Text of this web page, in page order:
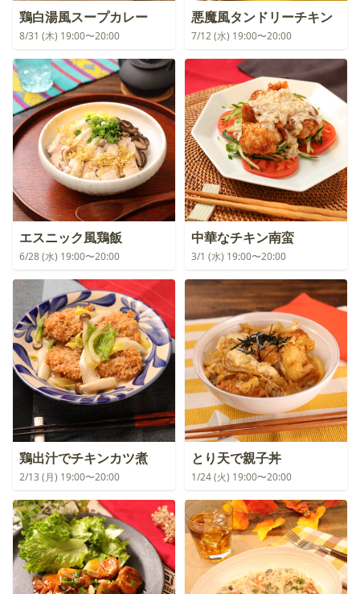
鶏白湯風スープカレー
8/31 (木) 19:00〜20:00
悪魔風タンドリーチキン
7/12 (水) 19:00〜20:00
エスニック風鶏飯
6/28 (水) 19:00〜20:00
中華なチキン南蛮
3/1 (水) 19:00〜20:00
鶏出汁でチキンカツ煮
2/13 (月) 19:00〜20:00
とり天で親子丼
1/24 (火) 19:00〜20:00